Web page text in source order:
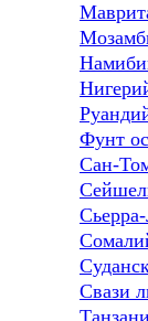
Фунт
Сан-
Свази